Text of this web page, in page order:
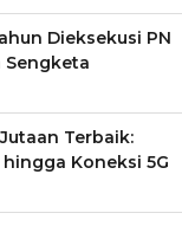
Dieksekusi PN
Sengketa
Terbaik:
hingga Koneksi 5G